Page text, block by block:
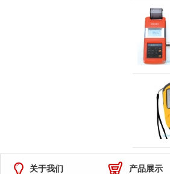
关于我们 产品展示